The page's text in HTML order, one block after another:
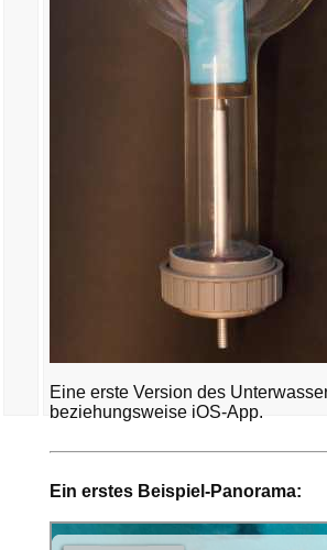
Eine erste Version des
beziehungsweise iOS-App.
Ein erstes Beispiel-Panorama: